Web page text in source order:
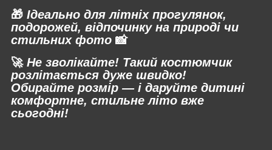
🎁 Ідеально для літніх прогулянок,
подорожей, відпочинку на природі чи
стильних фото 📸
🚀Не зволікайте! Такий костюмчик
розлітається дуже швидко!
Обирайте розмір — і даруйте дитині
комфортне, стильне літо вже
сьогодні!